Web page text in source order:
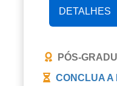
DETALHES
PÓS-
CONCLUA A